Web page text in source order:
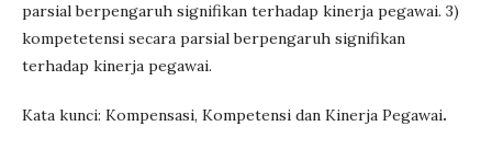
parsial berpengaruh signifikan terhadap kinerja pegawai. 3)
kompetetensi secara parsial berpengaruh signifikan
terhadap kinerja pegawai.
Kata kunci: Kompensasi, Kompetensi dan Kinerja Pegawai.